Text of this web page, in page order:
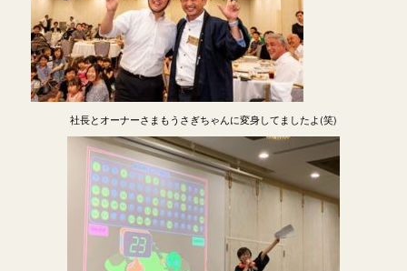
社長とオーナーさまもうさぎちゃんに変身してましたよ(笑)